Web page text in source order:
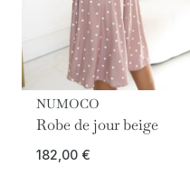
NUMOCO
Robe de jour beige
182,00 €